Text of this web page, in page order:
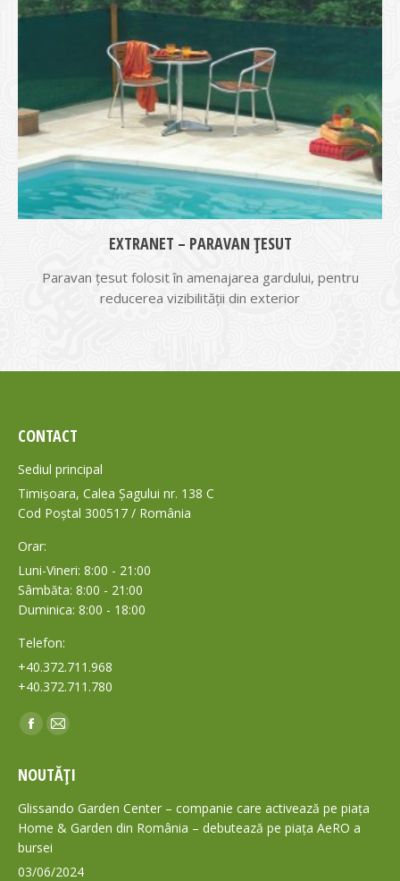
EXTRANET – PARAVAN ȚESUT
Paravan țesut folosit în amenajarea gardului, pentru
reducerea vizibilității din exterior
CONTACT
Sediul principal
Timișoara, Calea Șagului nr. 138 C
Cod Poștal 300517 / România
Orar:
Luni-Vineri: 8:00 - 21:00
Sâmbăta: 8:00 - 21:00
Duminica: 8:00 - 18:00
Telefon:
+40.372.711.968
+40.372.711.780
Find us on:
Facebook
opens
in
new
window
Mail
opens
in
new
NOUTĂȚI
Glissando Garden Center – companie care activează pe piața
Home & Garden din România – debutează pe piața AeRO a
bursei
03/06/2024